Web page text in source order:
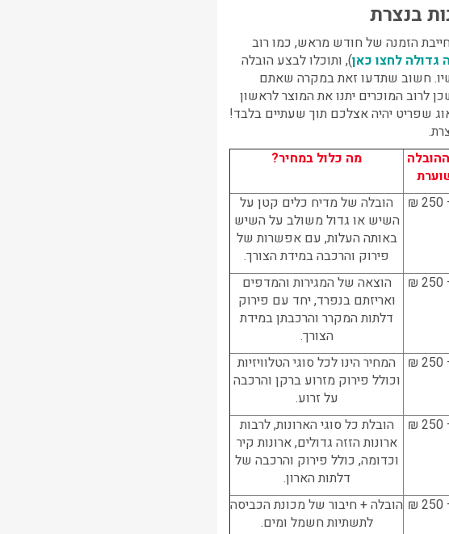
בנצרת
הזמנה של חודש מראש, כמו רוב
גדולה לחצו כאן), ותוכלו לבצע הובלה
חשוב שתדעו זאת במקרה שאתם
מוצרים יד 2 למשל, שכן לרוב המוכרים יתנו את המוצר לראשון
שפריט יהיה אצלכם תוך שעתיים בלבד!
מה כלול במחיר?
הובלה של מדיח כלים קטן על
השיש או גדול משולב על השיש
באותה העלות, עם אפשרות של
פירוק והרכבה במידת הצורך.
הוצאה של המגירות והמדפים
ואריזתם בנפרד, יחד עם פירוק
דלתות המקרר והרכבתן במידת
הצורך.
המחיר הינו לכל סוגי הטלוויזיות
וכולל פירוק מזרוע ברקן והרכבה
על זרוע.
הובלת כל סוגי הארונות, לרבות
ארונות הזזה גדולים, ארונות קיר
וכדומה, כולל פירוק והרכבה של
דלתות הארון.
הובלה + חיבור של מכונת הכביסה
לתשתיות חשמל ומים.